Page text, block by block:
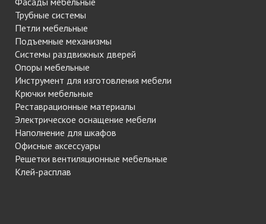
Трубные системы
Петли мебельные
Подъемные механизмы
Системы раздвижных дверей
Опоры мебельные
Инструмент для изготовления мебели
Крючки мебельные
Реставрационные материалы
Электрическое оснащение мебели
Наполнение для шкафов
Офисные аксессуары
Решетки вентиляционные мебельные
Клей-расплав